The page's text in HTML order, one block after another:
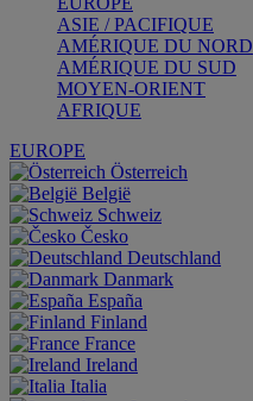
ASIE / PACIFIQUE
AMÉRIQUE DU NORD
AMÉRIQUE DU SUD
MOYEN-ORIENT
AFRIQUE
EUROPE
Österreich
België
Schweiz
Česko
Deutschland
Danmark
España
Finland
France
Ireland
Italia